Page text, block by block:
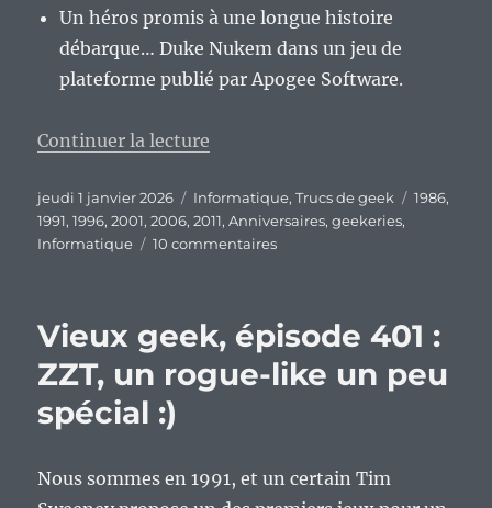
Un héros promis à une longue histoire
débarque… Duke Nukem dans un jeu de
plateforme publié par Apogee Software.
Continuer la lecture
Publié
le
jeudi 1 janvier 2026 Catégories
Informatique,Trucs de geek Étiquettes
1986,
1991,1996,2001,2006,2011,Anniversaires,geekeries,
Informatique
10 commentairessur
l’année
2026
en
jeux
Vieux geek, épisode 401 :
ZZT, un rogue-like un peu
spécial :)
Nous sommes en 1991, et un certain Tim